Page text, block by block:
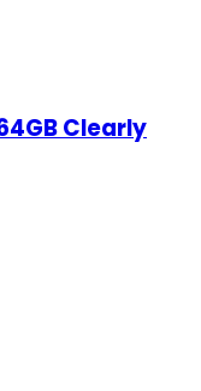
Clearly